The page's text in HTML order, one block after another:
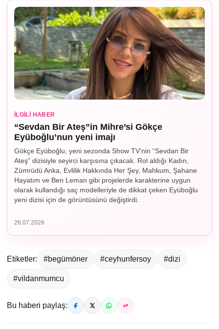
İLGILI HABER
“Sevdan Bir Ateş”in Mihre’si Gökçe
Eyüboğlu’nun yeni imajı
Gökçe Eyüboğlu, yeni sezonda Show TV’nin “Sevdan Bir
Ateş” dizisiyle seyirci karşısına çıkacak. Rol aldığı Kadın,
Zümrüdü Anka, Evlilik Hakkında Her Şey, Mahkum, Şahane
Hayatım ve Ben Leman gibi projelerde karakterine uygun
olarak kullandığı saç modelleriyle de dikkat çeken Eyüboğlu
yeni dizisi için de görüntüsünü değiştirdi.
26.07.2026
Etiketler: #begümöner #ceyhunfersoy #dizi
#vildanmumcu
Bu haberi paylaş: